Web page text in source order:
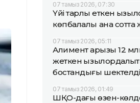
07 тамыз 2026, 07:30
Үйі тарлық еткен
көпбалалы ана сотта
07 тамыз 2026, 05:11
Алимент қарызы 12
жеткен
бостандығы шектелді
07 тамыз 2026, 01:49
ШҚО-дағы өзен-